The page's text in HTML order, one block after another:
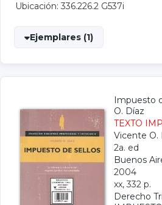
Ubicación: 336.226.2 G537i
Ejemplares (1)
Impuesto
O. Díaz
TEXTO
Vicente O.
2a. ed
Buenos
2004
xx, 332 p.
Derecho